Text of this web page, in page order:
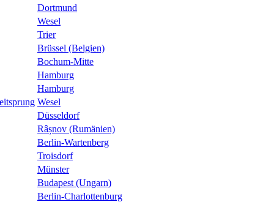
Dortmund
Wesel
Trier
Brüssel (Belgien)
Bochum-Mitte
Hamburg
Hamburg
Wesel
Düsseldorf
Râșnov (Rumänien)
Berlin-Wartenberg
Troisdorf
Münster
Budapest (Ungarn)
Berlin-Charlottenburg